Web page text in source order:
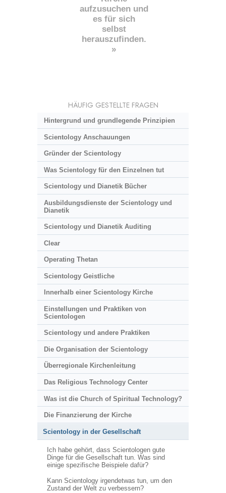
aufzusuchen und
es für sich
selbst
herauszufinden.
»
HÄUFIG GESTELLTE FRAGEN
Hintergrund und grundlegende Prinzipien
Scientology Anschauungen
Gründer der Scientology
Was Scientology für den Einzelnen tut
Scientology und Dianetik Bücher
Ausbildungsdienste der Scientology und
Dianetik
Scientology und Dianetik Auditing
Clear
Operating Thetan
Scientology Geistliche
Innerhalb einer Scientology Kirche
Einstellungen und Praktiken von
Scientologen
Scientology und andere Praktiken
Die Organisation der Scientology
Überregionale Kirchenleitung
Das Religious Technology Center
Was ist die Church of Spiritual Technology?
Die Finanzierung der Kirche
Scientology in der Gesellschaft
Ich habe gehört, dass Scientologen gute
Dinge für die Gesellschaft tun. Was sind
einige spezifische Beispiele dafür?
Kann Scientology irgendetwas tun, um den
Zustand der Welt zu verbessern?